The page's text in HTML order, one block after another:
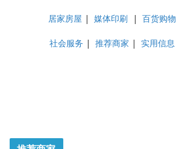
居家房屋 | 媒体印刷 | 百货购物
社会服务 | 推荐商家 | 实用信息